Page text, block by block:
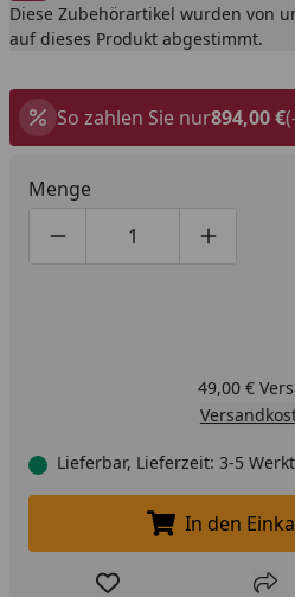
Diese Zubehörartikel wurden von
auf dieses Produkt abgestimmt.
So zahlen Sie nur894,00 €
Menge
Produktmenge um eins
Produktmenge
49,00 €
Lieferbar, Lieferzeit: 3-5
In
In den